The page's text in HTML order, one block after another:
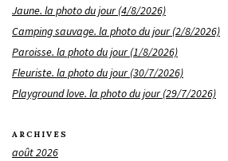
Jaune. la photo du jour (4/8/2026)
Camping sauvage. la photo du jour (2/8/2026)
Paroisse. la photo du jour (1/8/2026)
Fleuriste. la photo du jour (30/7/2026)
Playground love. la photo du jour (29/7/2026)
ARCHIVES
août 2026